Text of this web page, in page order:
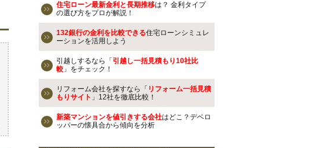
住宅ローン最新金利と長期推移は？ 金利タイプ
の選び方をプロが解説！
132銀行の金利を比較できる住宅ローンシミュレ
ーションを活用しよう
引越しするなら「 引越し一括見積もり10社比
較 」をチェック！
リフォーム会社を探すなら「 リフォーム一括見積
もりサイト 」12社を徹底比較！
新築マンションを値引きする会社はどこ？デベロ
ッパーの懐具合から傾向を分析